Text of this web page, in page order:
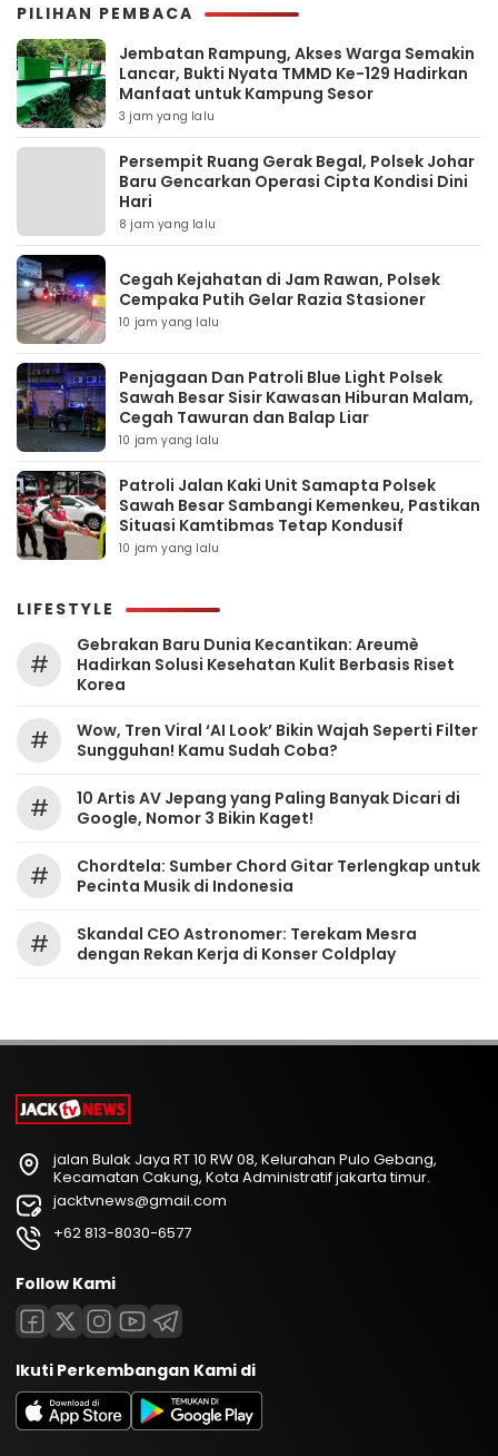
PILIHAN PEMBACA
Jembatan Rampung, Akses Warga Semakin
Lancar, Bukti Nyata TMMD Ke-129 Hadirkan
Manfaat untuk Kampung Sesor
3 jam yang lalu
Persempit Ruang Gerak Begal, Polsek Johar
Baru Gencarkan Operasi Cipta Kondisi Dini
Hari
8 jam yang lalu
Cegah Kejahatan di Jam Rawan, Polsek
Cempaka Putih Gelar Razia Stasioner
10 jam yang lalu
Penjagaan Dan Patroli Blue Light Polsek
Sawah Besar Sisir Kawasan Hiburan Malam,
Cegah Tawuran dan Balap Liar
10 jam yang lalu
Patroli Jalan Kaki Unit Samapta Polsek
Sawah Besar Sambangi Kemenkeu, Pastikan
Situasi Kamtibmas Tetap Kondusif
10 jam yang lalu
LIFESTYLE
#
Gebrakan Baru Dunia Kecantikan: Areumè
Hadirkan Solusi Kesehatan Kulit Berbasis Riset
Korea
#
Wow, Tren Viral ‘AI Look’ Bikin Wajah Seperti Filter
Sungguhan! Kamu Sudah Coba?
#
10 Artis AV Jepang yang Paling Banyak Dicari di
Google, Nomor 3 Bikin Kaget!
#
Chordtela: Sumber Chord Gitar Terlengkap untuk
Pecinta Musik di Indonesia
#
Skandal CEO Astronomer: Terekam Mesra
dengan Rekan Kerja di Konser Coldplay
jalan Bulak Jaya RT 10 RW 08, Kelurahan Pulo Gebang,
Kecamatan Cakung, Kota Administratif jakarta timur.
jacktvnews@gmail.com
+62 813-8030-6577
Follow Kami
Ikuti Perkembangan Kami di